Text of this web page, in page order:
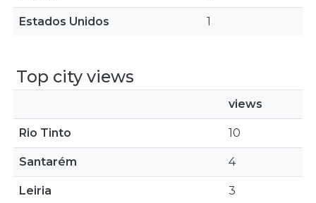
Estados Unidos 1
Top city views
views
Rio Tinto 10
Santarém 4
Leiria 3